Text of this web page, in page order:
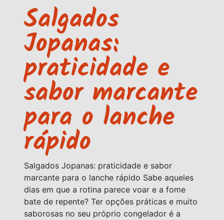
Salgados
Jopanas:
praticidade e
sabor marcante
para o lanche
rápido
Salgados Jopanas: praticidade e sabor
marcante para o lanche rápido Sabe aqueles
dias em que a rotina parece voar e a fome
bate de repente? Ter opções práticas e muito
saborosas no seu próprio congelador é a